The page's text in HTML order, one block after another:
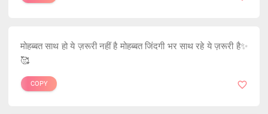
मोहब्बत साथ हो ये ज़रूरी नहीं है मोहब्बत जिंदगी भर साथ रहे ये ज़रूरी है✨
🥰
COPY